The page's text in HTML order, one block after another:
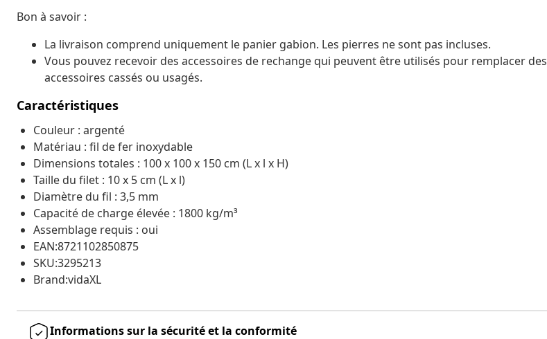
Bon à savoir :
La livraison comprend uniquement le panier gabion. Les pierres ne sont pas incluses.
Vous pouvez recevoir des accessoires de rechange qui peuvent être utilisés pour remplacer des
accessoires cassés ou usagés.
Caractéristiques
Couleur : argenté
Matériau : fil de fer inoxydable
Dimensions totales : 100 x 100 x 150 cm (L x l x H)
Taille du filet : 10 x 5 cm (L x l)
Diamètre du fil : 3,5 mm
Capacité de charge élevée : 1800 kg/m³
Assemblage requis : oui
EAN:8721102850875
SKU:3295213
Brand:vidaXL
Informations sur la sécurité et la conformité